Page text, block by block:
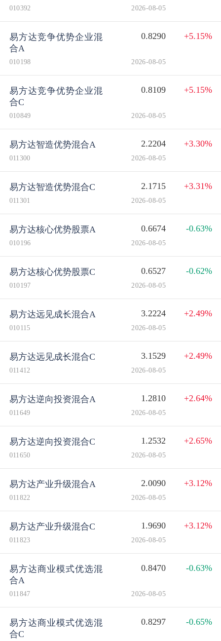
010392 2026-08-05
易方达竞争优势企业混
合A
0.8290 +5.15%
010198 2026-08-05
易方达竞争优势企业混
合C
0.8109 +5.15%
010849 2026-08-05
易方达智造优势混合A 2.2204 +3.30%
011300 2026-08-05
易方达智造优势混合C 2.1715 +3.31%
011301 2026-08-05
易方达核心优势股票A 0.6674 -0.63%
010196 2026-08-05
易方达核心优势股票C 0.6527 -0.62%
010197 2026-08-05
易方达远见成长混合A 3.2224 +2.49%
010115 2026-08-05
易方达远见成长混合C 3.1529 +2.49%
011412 2026-08-05
易方达逆向投资混合A 1.2810 +2.64%
011649 2026-08-05
易方达逆向投资混合C 1.2532 +2.65%
011650 2026-08-05
易方达产业升级混合A 2.0090 +3.12%
011822 2026-08-05
易方达产业升级混合C 1.9690 +3.12%
011823 2026-08-05
易方达商业模式优选混
合A
0.8470 -0.63%
011847 2026-08-05
易方达商业模式优选混
合C
0.8297 -0.65%